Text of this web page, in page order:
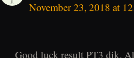
November 23, 2018 at
Good luck result PT3 dik.